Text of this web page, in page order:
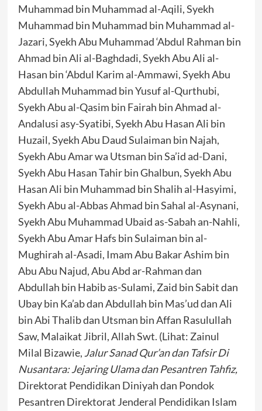
Muhammad bin Muhammad al-Aqili, Syekh
Muhammad bin Muhammad bin Muhammad al-
Jazari, Syekh Abu Muhammad ‘Abdul Rahman bin
Ahmad bin Ali al-Baghdadi, Syekh Abu Ali al-
Hasan bin ‘Abdul Karim al-Ammawi, Syekh Abu
Abdullah Muhammad bin Yusuf al-Qurthubi,
Syekh Abu al-Qasim bin Fairah bin Ahmad al-
Andalusi asy-Syatibi, Syekh Abu Hasan Ali bin
Huzail, Syekh Abu Daud Sulaiman bin Najah,
Syekh Abu Amar wa Utsman bin Sa’id ad-Dani,
Syekh Abu Hasan Tahir bin Ghalbun, Syekh Abu
Hasan Ali bin Muhammad bin Shalih al-Hasyimi,
Syekh Abu al-Abbas Ahmad bin Sahal al-Asynani,
Syekh Abu Muhammad Ubaid as-Sabah an-Nahli,
Syekh Abu Amar Hafs bin Sulaiman bin al-
Mughirah al-Asadi, Imam Abu Bakar Ashim bin
Abu Abu Najud, Abu Abd ar-Rahman dan
Abdullah bin Habib as-Sulami, Zaid bin Sabit dan
Ubay bin Ka’ab dan Abdullah bin Mas’ud dan Ali
bin Abi Thalib dan Utsman bin Affan Rasulullah
Saw, Malaikat Jibril, Allah Swt. (Lihat: Zainul
Milal Bizawie, Jalur Sanad Qur’an dan Tafsir Di
Nusantara: Jejaring Ulama dan Pesantren Tahfiz,
Direktorat Pendidikan Diniyah dan Pondok
Pesantren Direktorat Jenderal Pendidikan Islam